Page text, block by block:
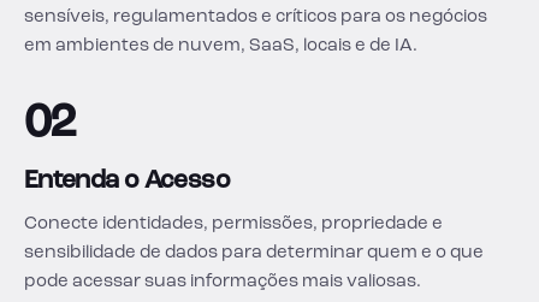
sensíveis, regulamentados e críticos para os negócios
em ambientes de nuvem, SaaS, locais e de IA.
02
Entenda o Acesso
Conecte identidades, permissões, propriedade e
sensibilidade de dados para determinar quem e o que
pode acessar suas informações mais valiosas.